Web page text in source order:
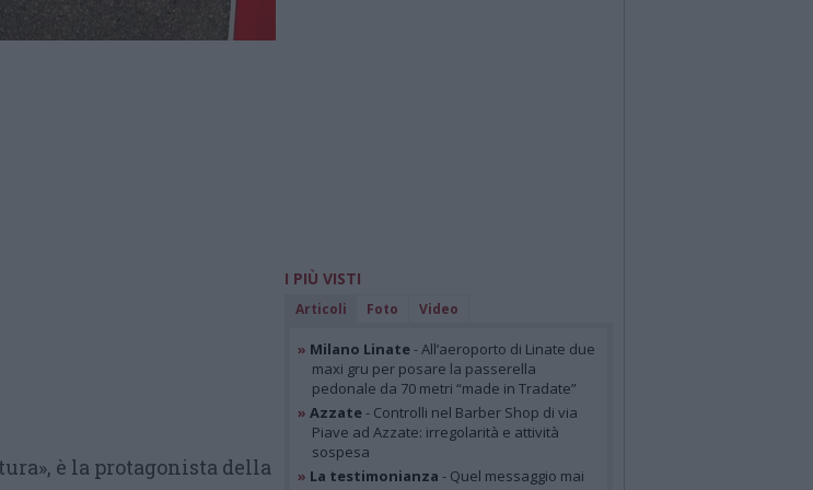
è la protagonista della
I PIÙ VISTI
Articoli Foto Video
» Milano Linate- All’aeroporto di Linate due
maxi gru per posare la passerella
pedonale da 70 metri “made in Tradate”
» Azzate- Controlli nel Barber Shop di via
Piave ad Azzate: irregolarità e attività
sospesa
» La testimonianza - Quel messaggio mai